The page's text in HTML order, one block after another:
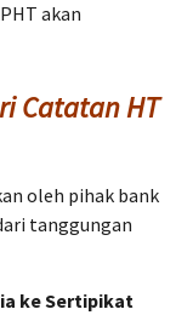
akan
Catatan HT
oleh pihak bank
tanggungan
ke Sertipikat